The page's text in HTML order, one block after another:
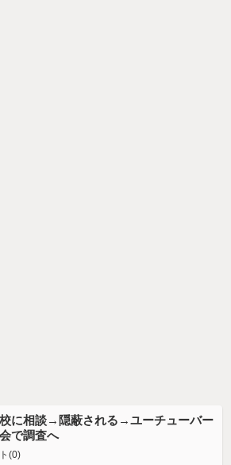
校に相談→隠蔽される→ユーチューバー
で調査へ
(0)